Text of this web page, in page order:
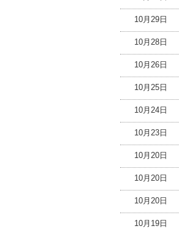
10月29日
10月28日
10月26日
10月25日
10月24日
10月23日
10月20日
10月20日
10月20日
10月19日